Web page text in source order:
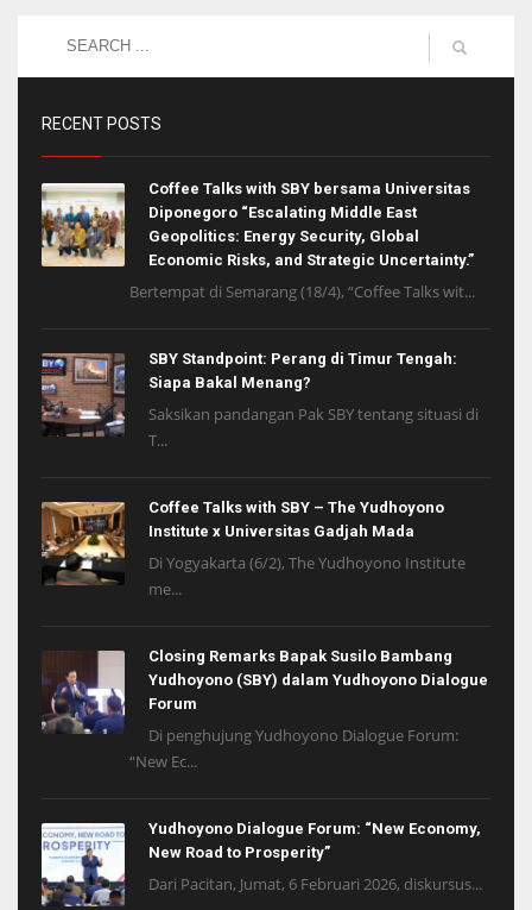
RECENT POSTS
Coffee Talks with SBY bersama Universitas
Diponegoro “Escalating Middle East
Geopolitics: Energy Security, Global
Economic Risks, and Strategic Uncertainty.”
Bertempat di Semarang (18/4), “Coffee Talks wit...
SBY Standpoint: Perang di Timur Tengah:
Siapa Bakal Menang?
Saksikan pandangan Pak SBY tentang situasi di
T...
Coffee Talks with SBY – The Yudhoyono
Institute x Universitas Gadjah Mada
Di Yogyakarta (6/2), The Yudhoyono Institute
me...
Closing Remarks Bapak Susilo Bambang
Yudhoyono (SBY) dalam Yudhoyono Dialogue
Forum
Di penghujung Yudhoyono Dialogue Forum:
“New Ec...
Yudhoyono Dialogue Forum: “New Economy,
New Road to Prosperity”
Dari Pacitan, Jumat, 6 Februari 2026, diskursus...